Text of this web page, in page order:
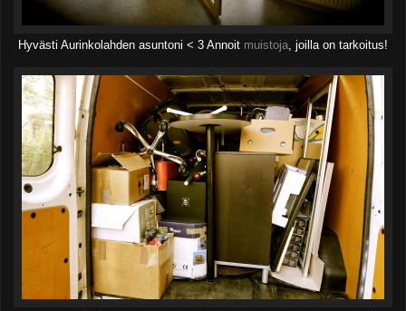
Hyvästi Aurinkolahden asuntoni < 3 Annoit muistoja, joilla on tarkoitus!